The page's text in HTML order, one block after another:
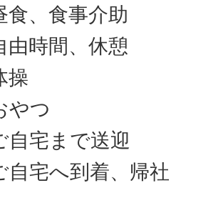
食、食事介助
由時間、休憩
操
やつ
自宅まで送迎
自宅へ到着、帰社